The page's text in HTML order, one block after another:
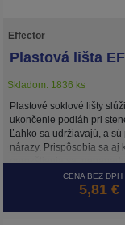
Effector
Plastová lišta
Skladom: 1836 ks
Plastové soklové lišty
ukončenie podláh pri
Ľahko sa udržiavajú, a
nárazy. Prispôsobia sa aj
nerozštiepia sa,
CENA BEZ DPH
5,81 €